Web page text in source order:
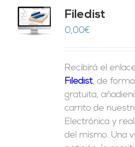
Filedist
0,00€
Recibirá el
Filedist, de
gratuita,
carrito de
Electrónica y
del mismo. Una